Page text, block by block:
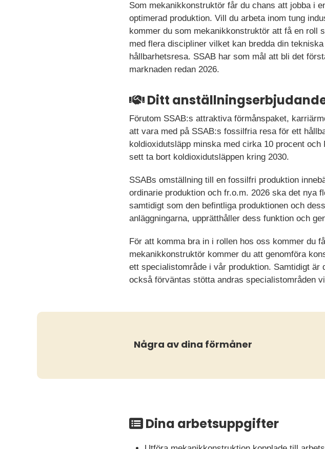
Som mekanikkonstruktör får du chans att jobba i
optimerad produktion. Vill du arbeta inom tung
kommer du som mekanikkonstruktör att få en roll
med flera discipliner vilket kan bredda din
hållbarhetsresa. SSAB har som mål att bli det
marknaden redan 2026.
Ditt
Förutom SSAB:s attraktiva förmånspaket,
att vara med på SSAB:s fossilfria resa för ett
koldioxidutsläpp minska med cirka 10 procent
sett ta bort koldioxidutsläppen kring 2030.
SSABs omställning till en fossilfri produktion
ordinarie produktion och fr.o.m. 2026 ska det nya
samtidigt som den befintliga produktionen och
anläggningarna, upprätthåller dess funktion och
För att komma bra in i rollen hos oss kommer du
mekanikkonstruktör kommer du att genomföra
ett specialistområde i vår produktion. Samtidigt
också förväntas stötta andras specialistområden
Några av dina förmåner
Dina arbetsuppgifter